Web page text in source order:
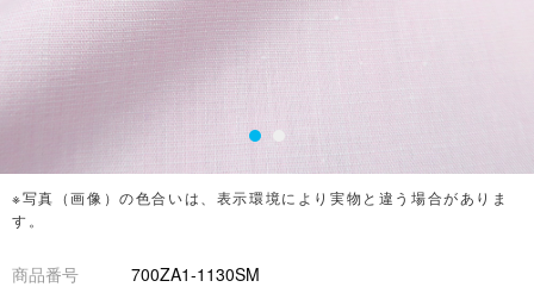
※写真（画像）の色合いは、表示環境により実物と違う場合がありま
す。
商品番号
700ZA1-1130SM